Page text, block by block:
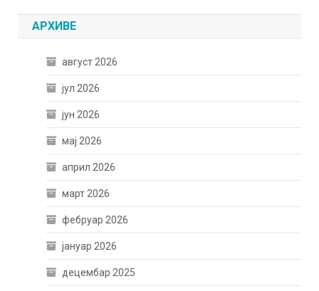
АРХИВЕ
август 2026
јул 2026
јун 2026
мај 2026
април 2026
март 2026
фебруар 2026
јануар 2026
децембар 2025